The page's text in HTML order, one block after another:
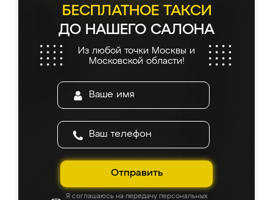
БЕСПЛАТНОЕ ТАКСИ
ДО НАШЕГО САЛОНА
Из любой точки Москвы и
Московской области!
Отправить
Я соглашаюсь на передачу персональных